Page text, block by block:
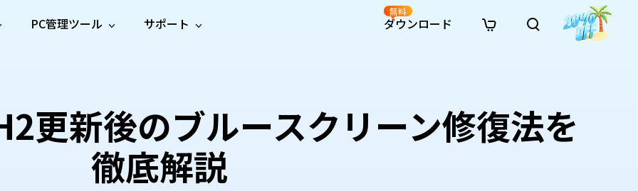
データ復元
のデータを復元
LINE データ復元
LINEのデータを復元
· USBデータ復元
· ゴミ箱復元
· ファイル復元
· エクセル復元
· 動画復元
動画修
写真修
復
メント
修復
動画高
画質化
AI
画質化
オンライン写真修復
オンラインファイル修復
· シネマ風AI画像プロンプト
· アニメ実写化プロンプト
PC管理ツール
ルを検出・削除
Cleamio 新製
リーンアップ＆最適化
WindowsのDLLエラーを修復
Email Repair
破損したPST/OSTファイルを修復
· ハードディスクをクローン
· 重複検索（Mac）
· Cドライブを拡張
· ディスク容量を解放
· MBRをGPTに変換
· Macストレージを整理
サポート
イドセンター
ダウンロード
無料
更新後のブルースクリーン修復法を
徹底解説